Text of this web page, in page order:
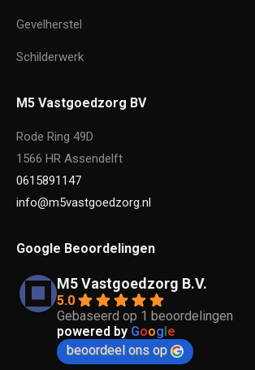
Gevelherstel
Schilderwerk
M5 Vastgoedzorg BV
Rode Ring 49D
1566 HR Assendelft
0615891147
info@m5vastgoedzorg.nl
Google Beoordelingen
M5 Vastgoedzorg B.V.
5.0
Gebaseerd op 1 beoordelingen
powered by Google
beoordeel ons op